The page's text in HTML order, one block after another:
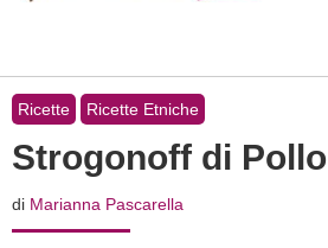
Ricette Ricette Etniche
Strogonoff di Pollo
di Marianna Pascarella